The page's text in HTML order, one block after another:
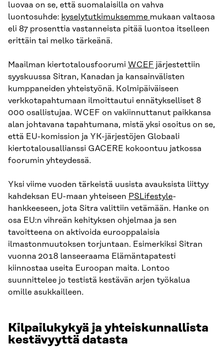
luovaa on se, että suomalaisilla on vahva
luontosuhde: kyselytutkimuksemme mukaan valtaosa
eli 87 prosenttia vastanneista pitää luontoa itselleen
erittäin tai melko tärkeänä.
Maailman kiertotalousfoorumi WCEF järjestettiin
syyskuussa Sitran, Kanadan ja kansainvälisten
kumppaneiden yhteistyönä. Kolmipäiväiseen
verkkotapahtumaan ilmoittautui ennätykselliset 8
000 osallistujaa. WCEF on vakiinnuttanut paikkansa
alan johtavana tapahtumana, mistä yksi osoitus on se,
että EU-komission ja YK-järjestöjen Globaali
kiertotalousallianssi GACERE kokoontuu jatkossa
foorumin yhteydessä.
Yksi viime vuoden tärkeistä uusista avauksista liittyy
kahdeksan EU-maan yhteiseen PSLifestyle-
hankkeeseen, jota Sitra valittiin vetämään. Hanke on
osa EU:n vihreän kehityksen ohjelmaa ja sen
tavoitteena on aktivoida eurooppalaisia
ilmastonmuutoksen torjuntaan. Esimerkiksi Sitran
vuonna 2018 lanseeraama Elämäntapatesti
kiinnostaa useita Euroopan maita. Lontoo
suunnittelee jo testistä kestävän arjen työkalua
omille asukkailleen.
Kilpailukykyä ja yhteiskunnallista
kestävyyttä datasta